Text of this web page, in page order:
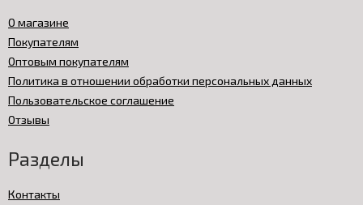
О магазине
Покупателям
Оптовым покупателям
Политика в отношении обработки персональных данных
Пользовательское соглашение
Отзывы
Разделы
Контакты